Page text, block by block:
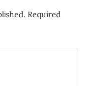
Required